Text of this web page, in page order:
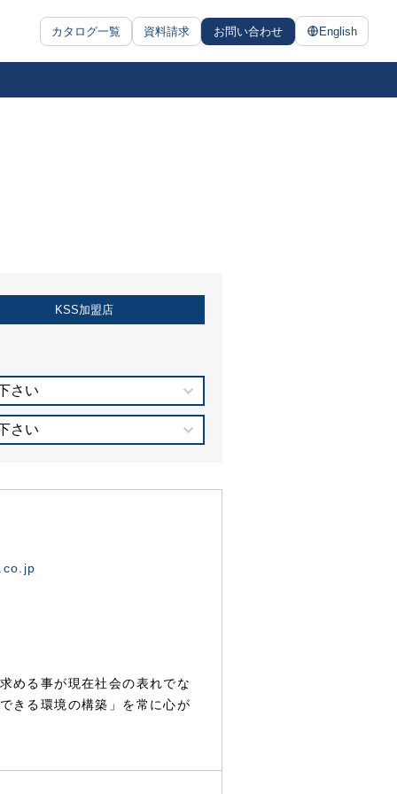
カタログ一覧 資料請求 お問い合わせ English
KSS加盟店
さい
さい
める事が現在社会の表れでな
きる環境の構築」を常に心が